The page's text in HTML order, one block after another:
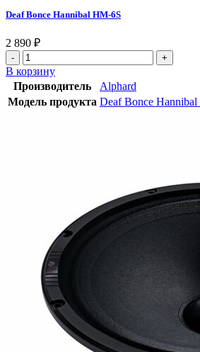
Deaf Bonce Hannibal HM-6S
2 890 ₽
В корзину
Производитель
Alphard
Модель продукта Deaf Bonce